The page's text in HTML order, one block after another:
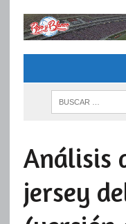
Análisis
jersey